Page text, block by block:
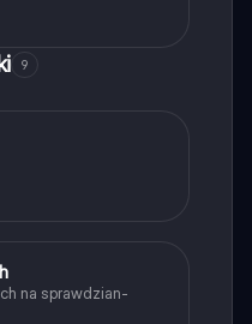
9
na sprawdzian-